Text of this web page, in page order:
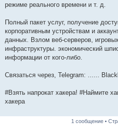
режиме реального времени и т. д.
Полный пакет услуг, получение
корпоративным устройствам и
данных. Взлом веб-серверов,
инфраструктуры. экономический
информации от кого-либо.
Связаться через, Telegram: ......
#Взять напрокат хакера! #Наймите
хакера
1 сообщение •